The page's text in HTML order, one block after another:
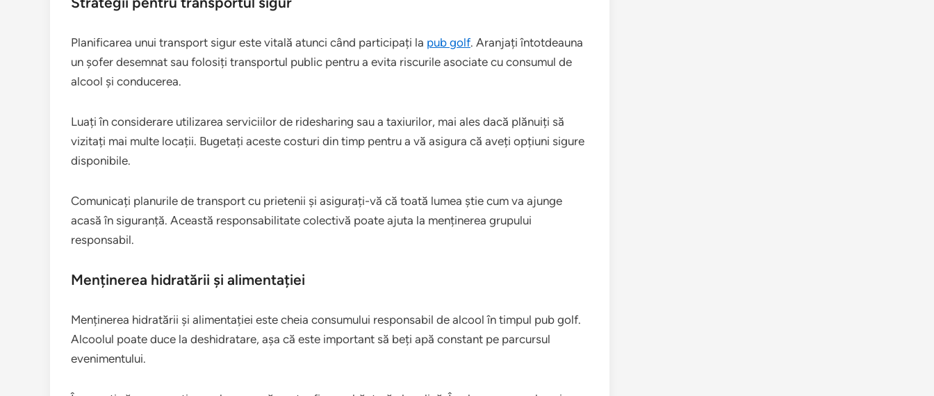
Planificarea unui transport sigur este vitală atunci când participați la pub golf. Aranjați întotdeauna
un șofer desemnat sau folosiți transportul public pentru a evita riscurile asociate cu consumul de
alcool și conducerea.
Luați în considerare utilizarea serviciilor de ridesharing sau a taxiurilor, mai ales dacă plănuiți să
vizitați mai multe locații. Bugetați aceste costuri din timp pentru a vă asigura că aveți opțiuni sigure
disponibile.
Comunicați planurile de transport cu prietenii și asigurați-vă că toată lumea știe cum va ajunge
acasă în siguranță. Această responsabilitate colectivă poate ajuta la menținerea grupului
responsabil.
Menținerea hidratării și alimentației
Menținerea hidratării și alimentației este cheia consumului responsabil de alcool în timpul pub golf.
Alcoolul poate duce la deshidratare, așa că este important să beți apă constant pe parcursul
evenimentului.